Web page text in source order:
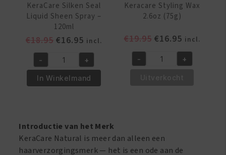
KeraCare Silken Seal
Liquid Sheen Spray –
120ml
€18.95 Oorspronkelijke
was:
€18.95.
€16.95 Huidige
prijs
is:
€16.95.
incl.
KeraCare
Silken
Seal
Spray
-
120ml
- +
In Winkelmand
Keracare Styling Wax
2.6oz (75g)
€19.95 Oorspronkelijke
was:
€16.95Huidige
prijs
is:
incl.
Keracare
- +
Introductie van het Merk
KeraCare Natural is meer dan alleen een
haarverzorgingsmerk — het is een ode aan de